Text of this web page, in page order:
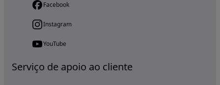
Facebook
Instagram
YouTube
Serviço de apoio ao cliente